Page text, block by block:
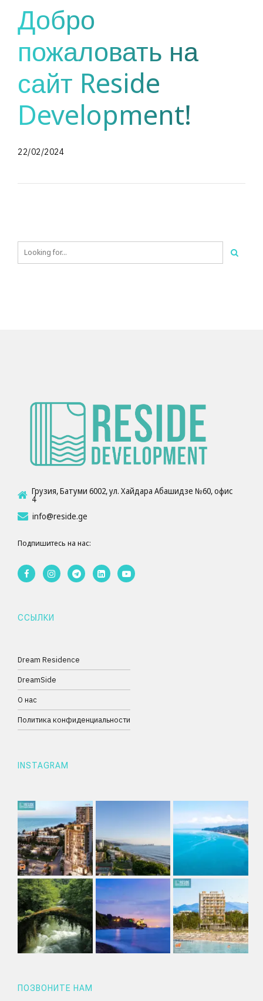
Добро
пожаловать на
сайт Reside
Development!
22/02/2024
Грузия, Батуми 6002, ул. Хайдара Абашидзе №60, офис
4
info@reside.ge
Подпишитесь на нас:
ССЫЛКИ
Dream Residence
DreamSide
О нас
Политика конфиденциальности
INSTAGRAM
ПОЗВОНИТЕ НАМ